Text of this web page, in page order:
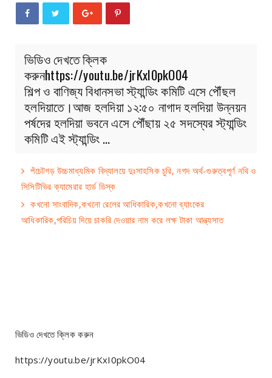
ভিডিও দেখতে ক্লিক
করুনhttps://youtu.be/jrKxI0pkO04
শিল্প ও বাণিজ্য বিধানসভা স্ট্যান্ডিং কমিটি এসে পৌঁছল
হলদিয়াতে।আজ হলদিয়া ১২:৫০ নাগাদ হলদিয়া উন্নয়ন
পর্ষদের হলদিয়া ভবনে এসে পৌঁছায় ২৫ সদস্যের স্ট্যান্ডিং
কমিটি এই স্ট্যান্ডিং …
পঁচেটগড় উচ্চমাধ্যমিক বিদ্যালয়ে দুঃসাহসিক চুরি, নগদ অর্থ-গুরুত্বপূর্ণ নথি ও
সিসিটিভির ক্যামেরার হার্ড ডিস্ক
কখনো সাংবাদিক,কখনো রেলের আধিকারিক,কখনো ব্যাংকের
আধিকারিক,পরিচিয় দিয়ে চাকরি দেওয়ার নাম করে লক্ষ টাকা আন্ত্যসাত
ভিডিও দেখতে ক্লিক করুন
https://youtu.be/jrKxI0pkO04